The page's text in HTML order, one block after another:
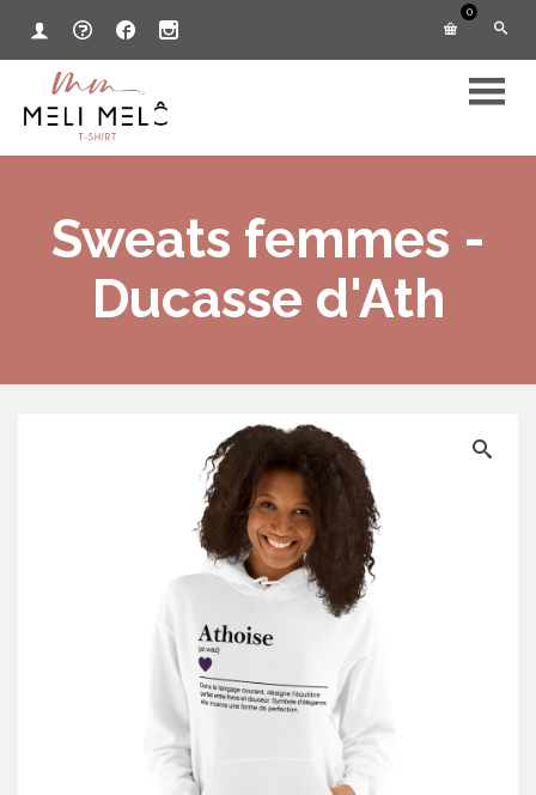
0
Sweats femmes -
Ducasse d'Ath